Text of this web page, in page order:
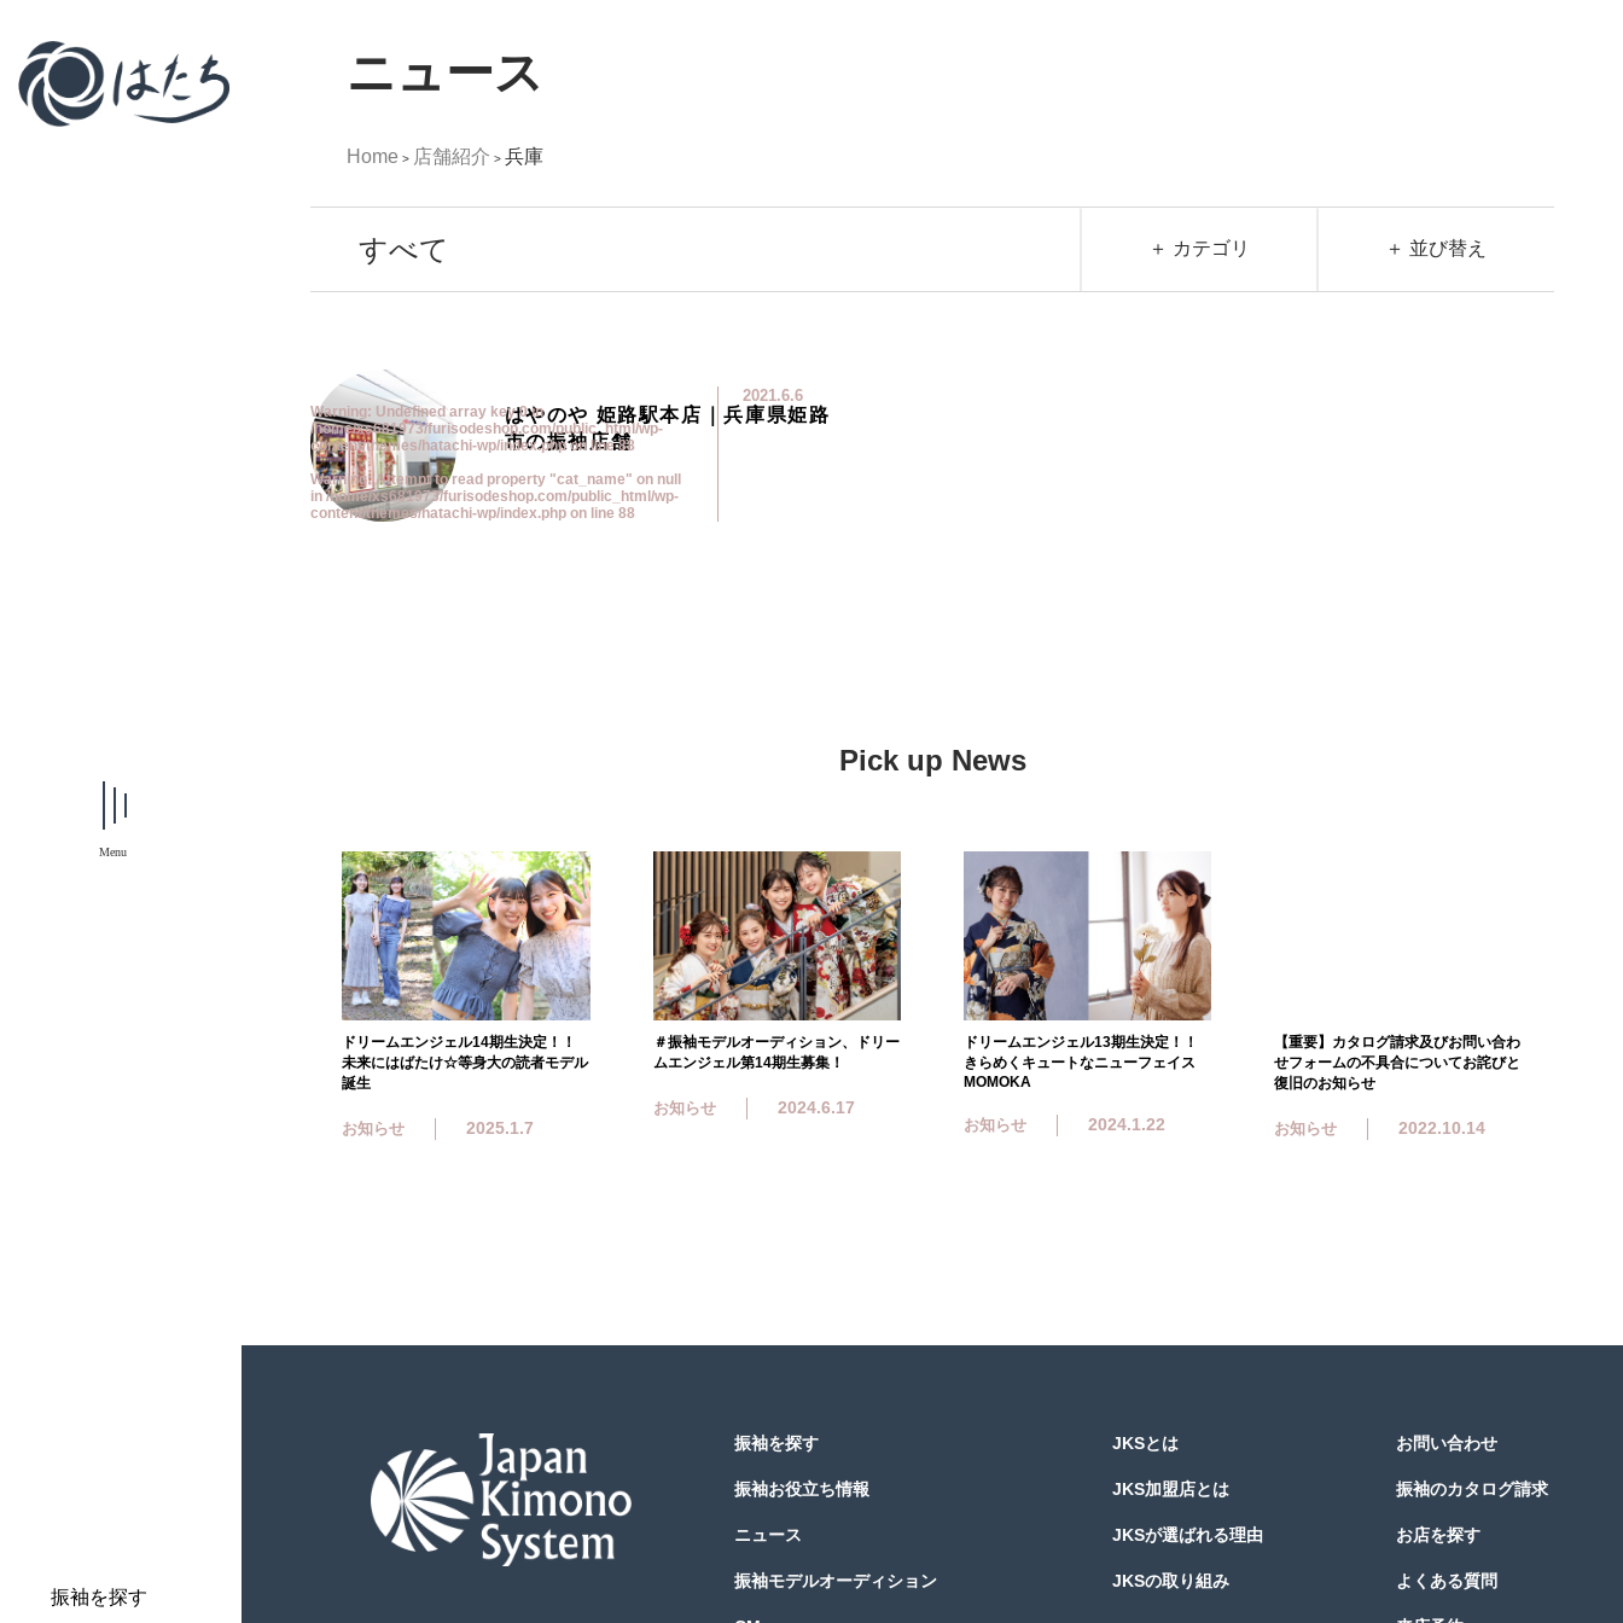
振袖を探す
Menu
ニュース
Home > 店舗紹介 >兵庫
すべて ＋ カテゴリ ＋ 並び替え
はやのや 姫路駅本店｜兵庫県姫路
市の振袖店舗
Warning: Undefined array key 0 in
/home/xs681973/furisodeshop.com/public_html/wp-
content/themes/hatachi-wp/index.phpon line88
Warning: Attempt to read property "cat_name" on null
in/home/xs681973/furisodeshop.com/public_html/wp-
content/themes/hatachi-wp/index.php on line88
2021.6.6
Pick up News
ドリームエンジェル14期生決定！！
未来にはばたけ☆等身大の読者モデル
誕生
お知らせ 2025.1.7
＃振袖モデルオーディション、ドリー
ムエンジェル第14期生募集！
お知らせ 2024.6.17
ドリームエンジェル13期生決定！！
きらめくキュートなニューフェイス
MOMOKA
お知らせ 2024.1.22
【重要】カタログ請求及びお問い合わ
せフォームの不具合についてお詫びと
復旧のお知らせ
お知らせ 2022.10.14
振袖を探す
振袖お役立ち情報
ニュース
振袖モデルオーディション
JKSとは
JKS加盟店とは
JKSが選ばれる理由
JKSの取り組み
お問い合わせ
振袖のカタログ請求
お店を探す
よくある質問